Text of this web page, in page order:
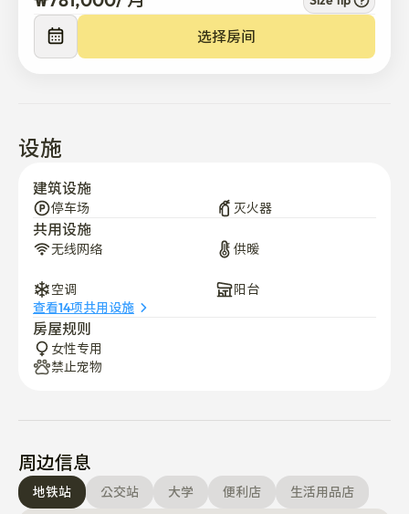
•厨房:水杯、空气、盘子、勺子、平底锅、锅、烹饪工
具、咖啡壶
•客厅:大型桌椅，全身镜
选择房间
设施
建筑设施
停车场 灭火器
共用设施
无线网络 供暖
空调
阳台
查看14项共用设施
房屋规则
女性专用
禁止宠物
周边信息
地铁站 公交站 大学 便利店 生活用品店